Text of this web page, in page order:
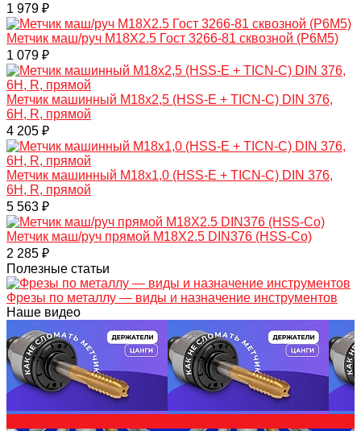
1 979 ₽
Метчик маш/руч M18X2.5 Гост 3266-81 сквозной (Р6М5)
1 079 ₽
Метчик машинный M18x2,5 (HSS-Е + TICN-С) DIN 376,
6H, R, прямой
4 205 ₽
Метчик машинный M18x1,0 (HSS-Е + TICN-С) DIN 376,
6H, R, прямой
5 563 ₽
Метчик маш/руч прямой M18X2.5 DIN376 (HSS-Co)
2 285 ₽
Полезные статьи
Фрезы по металлу — виды и назначение инструментов
Наше видео